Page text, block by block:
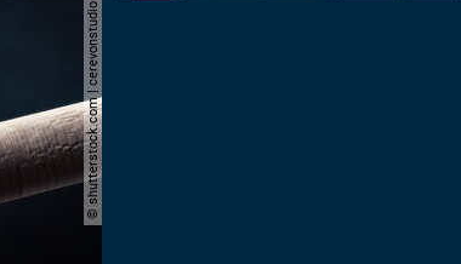
© shutterstock.com | cerevonstudio